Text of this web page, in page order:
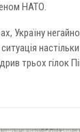
НАТО.
Україну
трьох гілок